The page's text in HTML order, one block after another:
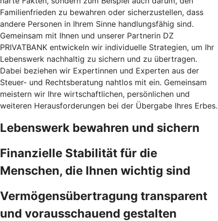
Familienfrieden zu bewahren oder sicherzustellen, dass
andere Personen in Ihrem Sinne handlungsfähig sind.
Gemeinsam mit Ihnen und unserer Partnerin DZ
PRIVATBANK entwickeln wir individuelle Strategien, um Ihr
Lebenswerk nachhaltig zu sichern und zu übertragen.
Dabei beziehen wir Expertinnen und Experten aus der
Steuer- und Rechtsberatung nahtlos mit ein. Gemeinsam
meistern wir Ihre wirtschaftlichen, persönlichen und
weiteren Herausforderungen bei der Übergabe Ihres Erbes.
Lebenswerk bewahren und sichern
Finanzielle Stabilität für die
Menschen, die Ihnen wichtig sind
Vermögensübertragung transparent
und vorausschauend gestalten